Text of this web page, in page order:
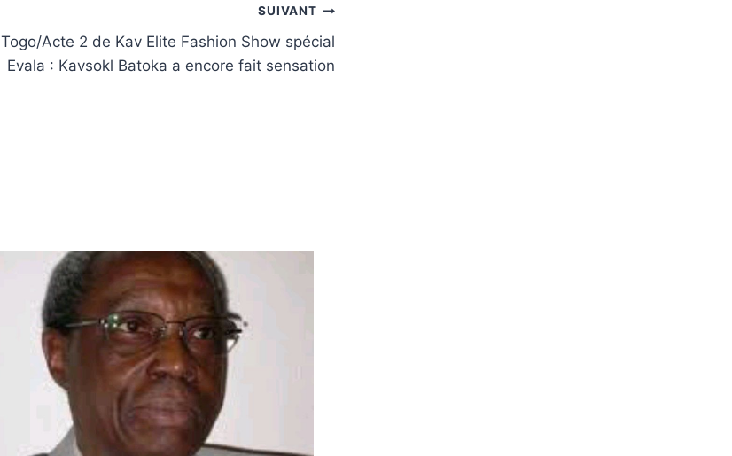
SUIVANT
Togo/Acte 2 de Kav Elite Fashion Show spécial
Evala : Kavsokl Batoka a encore fait sensation